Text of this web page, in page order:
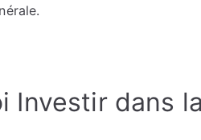
Investir dans